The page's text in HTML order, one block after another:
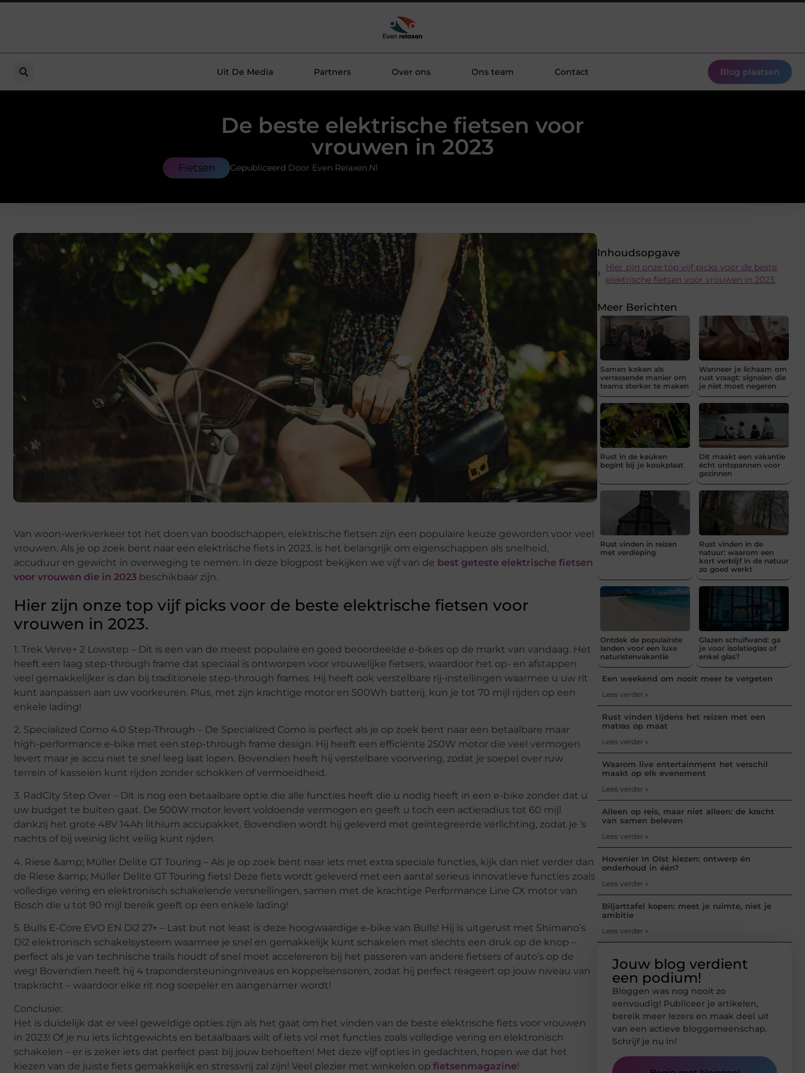
Uit De Media Partners Over ons Ons team Contact Blog plaatsen
De beste elektrische fietsen voor
vrouwen in 2023
Fietsen Gepubliceerd Door Even Relaxen.nl
Van woon-werkverkeer tot het doen van boodschappen, elektrische fietsen zijn een populaire keuze geworden voor veel
vrouwen. Als je op zoek bent naar een elektrische fiets in 2023, is het belangrijk om eigenschappen als snelheid,
accuduur en gewicht in overweging te nemen. In deze blogpost bekijken we vijf van de best geteste elektrische fietsen
voor vrouwen die in 2023 beschikbaar zijn.
Hier zijn onze top vijf picks voor de beste elektrische fietsen voor
vrouwen in 2023.
1. Trek Verve+ 2 Lowstep – Dit is een van de meest populaire en goed beoordeelde e-bikes op de markt van vandaag. Het
heeft een laag step-through frame dat speciaal is ontworpen voor vrouwelijke fietsers, waardoor het op- en afstappen
veel gemakkelijker is dan bij traditionele step-through frames. Hij heeft ook verstelbare rij-instellingen waarmee u uw rit
kunt aanpassen aan uw voorkeuren. Plus, met zijn krachtige motor en 500Wh batterij, kun je tot 70 mijl rijden op een
enkele lading!
2. Specialized Como 4.0 Step-Through – De Specialized Como is perfect als je op zoek bent naar een betaalbare maar
high-performance e-bike met een step-through frame design. Hij heeft een efficiënte 250W motor die veel vermogen
levert maar je accu niet te snel leeg laat lopen. Bovendien heeft hij verstelbare voorvering, zodat je soepel over ruw
terrein of kasseien kunt rijden zonder schokken of vermoeidheid.
3. RadCity Step Over – Dit is nog een betaalbare optie die alle functies heeft die u nodig heeft in een e-bike zonder dat u
uw budget te buiten gaat. De 500W motor levert voldoende vermogen en geeft u toch een actieradius tot 60 mijl
dankzij het grote 48V 14Ah lithium accupakket. Bovendien wordt hij geleverd met geïntegreerde verlichting, zodat je ’s
nachts of bij weinig licht veilig kunt rijden.
4. Riese &amp; Müller Delite GT Touring – Als je op zoek bent naar iets met extra speciale functies, kijk dan niet verder dan
de Riese &amp; Müller Delite GT Touring fiets! Deze fiets wordt geleverd met een aantal serieus innovatieve functies zoals
volledige vering en elektronisch schakelende versnellingen, samen met de krachtige Performance Line CX motor van
Bosch die u tot 90 mijl bereik geeft op een enkele lading!
5. Bulls E-Core EVO EN Di2 27+ – Last but not least is deze hoogwaardige e-bike van Bulls! Hij is uitgerust met Shimano’s
Di2 elektronisch schakelsysteem waarmee je snel en gemakkelijk kunt schakelen met slechts een druk op de knop –
perfect als je van technische trails houdt of snel moet accelereren bij het passeren van andere fietsers of auto’s op de
weg! Bovendien heeft hij 4 trapondersteuningniveaus en koppelsensoren, zodat hij perfect reageert op jouw niveau van
trapkracht – waardoor elke rit nog soepeler en aangenamer wordt!
Conclusie:
Het is duidelijk dat er veel geweldige opties zijn als het gaat om het vinden van de beste elektrische fiets voor vrouwen
in 2023! Of je nu iets lichtgewichts en betaalbaars wilt of iets vol met functies zoals volledige vering en elektronisch
schakelen – er is zeker iets dat perfect past bij jouw behoeften! Met deze vijf opties in gedachten, hopen we dat het
kiezen van de juiste fiets gemakkelijk en stressvrij zal zijn! Veel plezier met winkelen op fietsenmagazine!
Inhoudsopgave
Hier zijn onze top vijf picks voor de beste
elektrische fietsen voor vrouwen in 2023.
Meer Berichten
Samen koken als
verrassende manier om
teams sterker te maken
Wanneer je lichaam om
rust vraagt: signalen die
je niet moet negeren
Rust in de keuken
begint bij je kookplaat
Dit maakt een vakantie
écht ontspannen voor
gezinnen
Rust vinden in reizen
met verdieping
Rust vinden in de
natuur: waarom een
kort verblijf in de natuur
zo goed werkt
Ontdek de populairste
landen voor een luxe
naturistenvakantie
Glazen schuifwand: ga
je voor isolatieglas of
enkel glas?
Een weekend om nooit meer te vergeten
Lees verder »
Rust vinden tijdens het reizen met een
matras op maat
Lees verder »
Waarom live entertainment het verschil
maakt op elk evenement
Lees verder »
Alleen op reis, maar niet alleen: de kracht
van samen beleven
Lees verder »
Hovenier in Olst kiezen: ontwerp én
onderhoud in één?
Lees verder »
Biljarttafel kopen: meet je ruimte, niet je
ambitie
Lees verder »
Jouw blog verdient
een podium!
Bloggen was nog nooit zo
eenvoudig! Publiceer je artikelen,
bereik meer lezers en maak deel uit
van een actieve bloggemeenschap.
Schrijf je nu in!